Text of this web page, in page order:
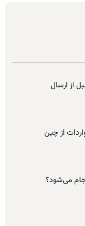
از ارسال
از چین
می‌شود؟